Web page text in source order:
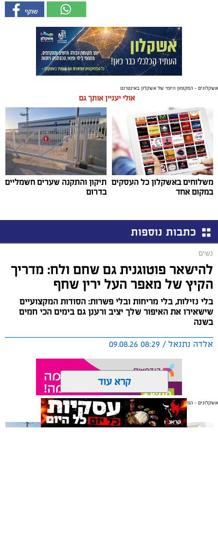
אשקלונים - המקומון היומי של אשקלון באינטרנט
אולי יעניין אותך גם
משלוחים באשקלון כל העסקים
במקום אחד
תיקון והתקנה שערים חשמליים
בדרום
כתבות נוספות
נשים
להישאר פוטוגנית גם שחם ולח: מדריך
הקיץ של מאפר העל ירין שחף
בלי נזילות, בלי מריחות ובלי פשרות: הסודות המקצועיים
שישאירו את האיפור שלך יציב ורענן גם בימים הכי חמים
בשנה
אלדה נתנאל / 08:29 09.08.26
ירין שחף
קרא עוד
אשקלונים - המקומון היומי של אשקלון באינטרנט
אולי יעניין אותך גם